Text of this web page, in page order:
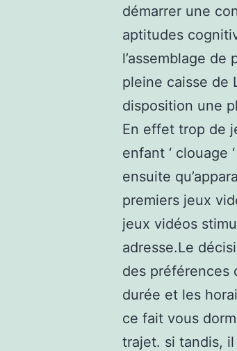
démarrer une
aptitudes
l’assemblage
pleine caisse de
disposition une
En effet trop de
enfant ‘ clouage
ensuite
premiers jeux
jeux vidéos
adresse.Le
des préférences
durée et les
ce fait vous
trajet. si tandis,